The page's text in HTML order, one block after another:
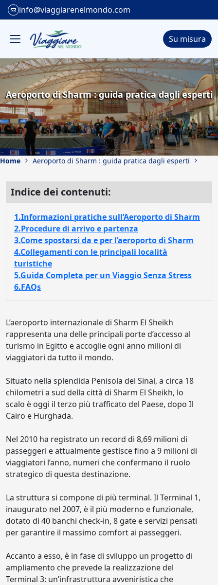
info@viaggiarenelmondo.com
Su misura
Aeroporto di Sharm : guida pratica dagli esperti
Home Aeroporto di Sharm : guida pratica dagli esperti
Indice dei contenuti:
1.Informazioni pratiche sull’Aeroporto di Sharm
2.Procedure di arrivo e partenza
3.Come spostarsi da e per l’aeroporto di Sharm
4.Collegamenti con le principali località
turistiche
5.Guida Completa per un Viaggio Senza Stress
6.FAQs
L’aeroporto internazionale di Sharm El Sheikh
rappresenta una delle principali porte d’accesso al
turismo in Egitto e accoglie ogni anno milioni di
viaggiatori da tutto il mondo.
Situato nella splendida Penisola del Sinai, a circa 18
chilometri a sud della città di Sharm El Sheikh, lo
scalo è oggi il terzo più trafficato del Paese, dopo Il
Cairo e Hurghada.
Nel 2010 ha registrato un record di 8,69 milioni di
passeggeri e attualmente gestisce fino a 9 milioni di
viaggiatori l’anno, numeri che confermano il ruolo
strategico di questa destinazione.
La struttura si compone di più terminal. Il Terminal 1,
inaugurato nel 2007, è il più moderno e funzionale,
dotato di 40 banchi check-in, 8 gate e servizi pensati
per garantire il massimo comfort ai passeggeri.
Accanto a esso, è in fase di sviluppo un progetto di
ampliamento che prevede la realizzazione del
Terminal 3: un’infrastruttura avveniristica che